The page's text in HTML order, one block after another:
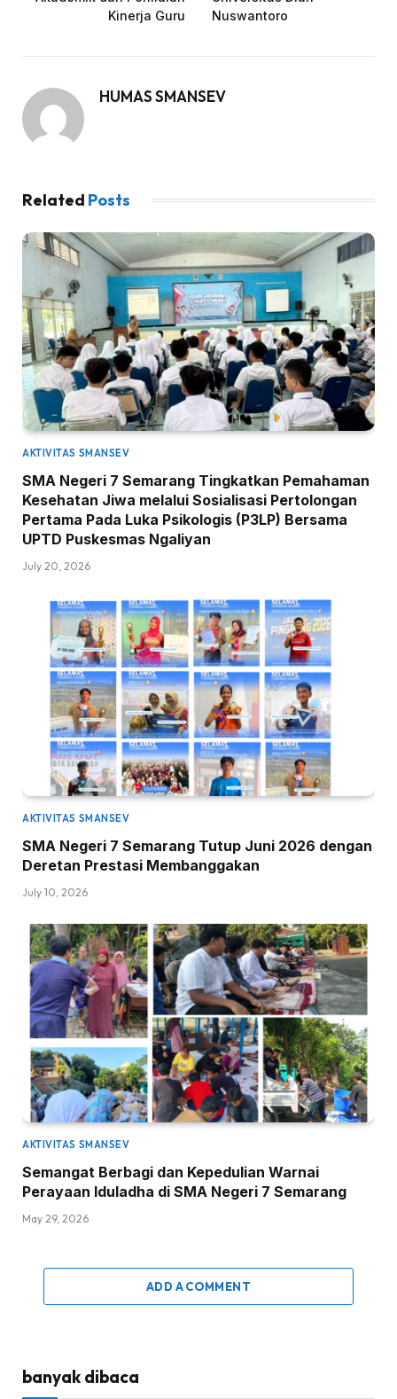
Kinerja Guru
Nuswantoro
HUMAS SMANSEV
Related Posts
AKTIVITAS SMANSEV
SMA Negeri 7 Semarang Tingkatkan Pemahaman
Kesehatan Jiwa melalui Sosialisasi Pertolongan
Pertama Pada Luka Psikologis (P3LP) Bersama
UPTD Puskesmas Ngaliyan
July 20, 2026
AKTIVITAS SMANSEV
SMA Negeri 7 Semarang Tutup Juni 2026 dengan
Deretan Prestasi Membanggakan
July 10, 2026
AKTIVITAS SMANSEV
Semangat Berbagi dan Kepedulian Warnai
Perayaan Iduladha di SMA Negeri 7 Semarang
May 29, 2026
ADD A COMMENT
banyak dibaca